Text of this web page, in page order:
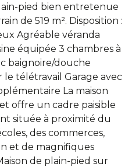
pied bien entretenue
de 519 m². Disposition :
Agréable véranda
équipée 3 chambres à
baignoire/douche
télétravail Garage avec
La maison
offre un cadre paisible
située à proximité du
des commerces,
et de magnifiques
de plain-pied sur